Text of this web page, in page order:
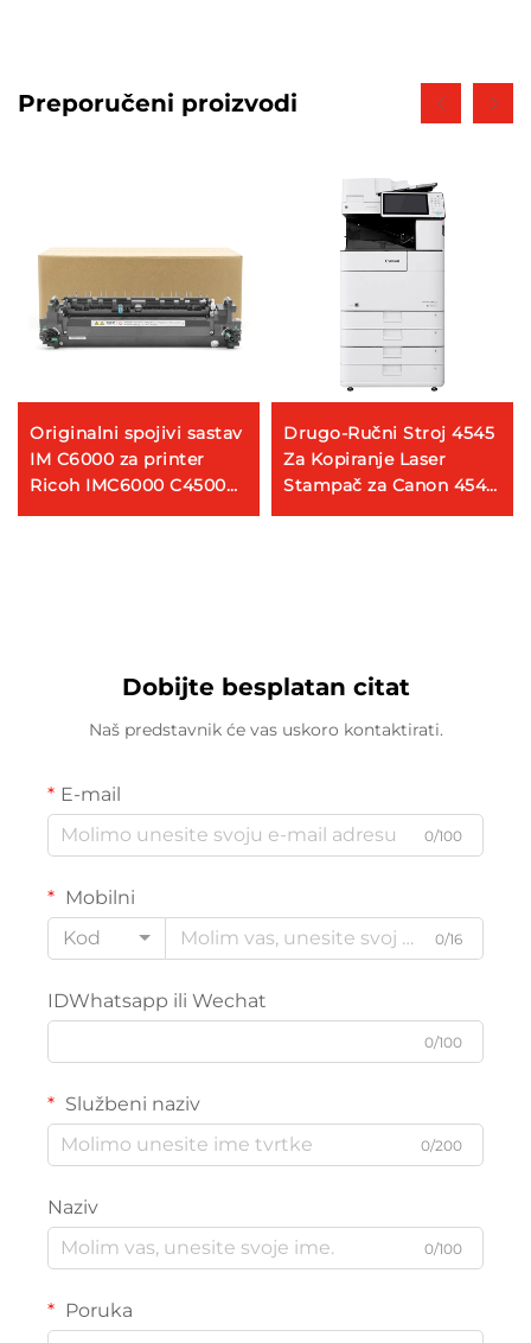
Preporučeni proizvodi
Originalni spojivi sastav
IM C6000 za printer
Ricoh IMC6000 C4500
Dijelovi za zamjenu
Drugo-Ručni Stroj 4545
Za Kopiranje Laser
Stampač za Canon 4545
Remontirani A3 Stroj Za
Dobijte besplatan citat
Naš predstavnik će vas uskoro kontaktirati.
E-mail
0/100
Mobilni
Kod
0/16
IDWhatsapp ili Wechat
0/100
Službeni naziv
0/200
Naziv
0/100
Poruka